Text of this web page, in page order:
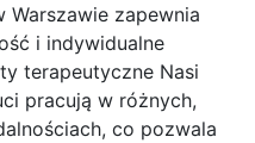
Warszawie zapewnia
i indywidualne
terapeutyczne Nasi
pracują w różnych,
co pozwala